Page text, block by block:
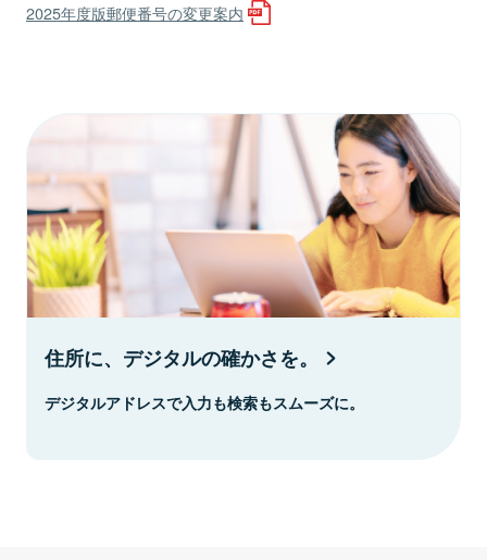
2025年度版郵便番号の変更案内
住所に、デジタルの確かさを。
デジタルアドレスで入力も検索もスムーズに。